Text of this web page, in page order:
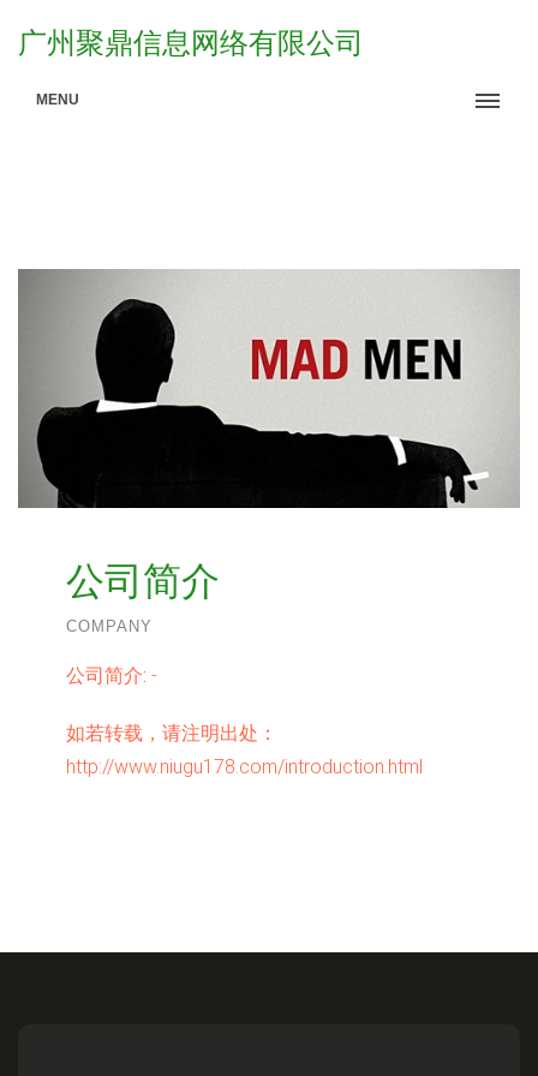
广州聚鼎信息网络有限公司
MENU
公司简介
COMPANY
公司简介: -
如若转载，请注明出处：
http://www.niugu178.com/introduction.html